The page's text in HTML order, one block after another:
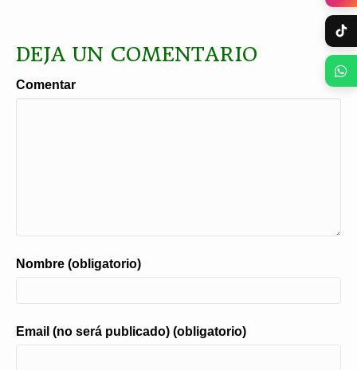
DEJA UN COMENTARIO
Comentar
Nombre (obligatorio)
Email (no será publicado) (obligatorio)